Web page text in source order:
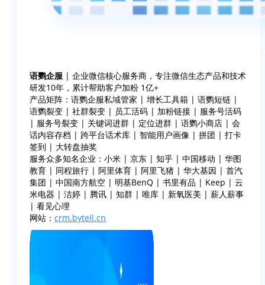
语鹦企服 | 企业微信核心服务商，专注微信生态产品和技术
研发10年，累计帮助客户加粉 1亿+
产品矩阵：语鹦企服私域管家 | 增长工具箱 | 语鹦短链 |
语鹦裂变 | 社群裂变 | 员工活码 | 加粉链接 | 服务号活码
| 服务号裂变 | 关键词进群 | 定位进群 | 语鹦小商店 | 会
话内容存档 | 跨平台话术库 | 智能用户画像 | 拼团 | 打卡
签到 | 大转盘抽奖
服务众多知名企业：小米 | 京东 | 知乎 | 中国移动 | 华图
教育 | 同程旅行 | 阿里体育 | 阿里飞猪 | 华大基因 | 首汽
集团 | 中国南方航空 | 明基BenQ | 书里有品 | Keep | 云
米电器 | 洁婷 | 腾讯 | 知群 | 唯库 | 新氧医美 | 薪人薪事
| 看见心理
网站： crm.bytell.cn